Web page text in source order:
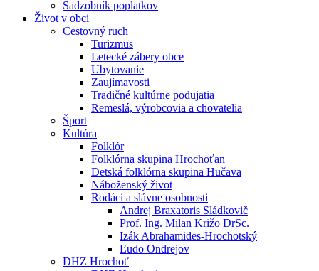
Sadzobník poplatkov
Život v obci
Cestovný ruch
Turizmus
Letecké zábery obce
Ubytovanie
Zaujímavosti
Tradičné kultúrne podujatia
Remeslá, výrobcovia a chovatelia
Šport
Kultúra
Folklór
Folklórna skupina Hrochoťan
Detská folklórna skupina Hučava
Náboženský život
Rodáci a slávne osobnosti
Andrej Braxatoris Sládkovič
Prof. Ing. Milan Križo DrSc.
Izák Abrahamides-Hrochotský
Ľudo Ondrejov
DHZ Hrochoť